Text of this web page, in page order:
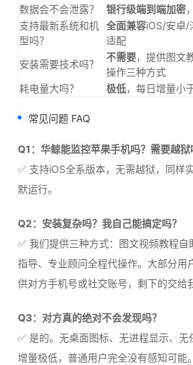
数据会不会泄露？
银行级端到端加密
支持最新系统和机
型吗？
全面兼容iOS/安卓/
适配
安装需要技术吗？
不需要，提供图文
操作三种方式
耗电量大吗？
极低，每日增量小
常见问题 FAQ
Q1：华鲸能监控苹果手机吗？需要越狱
✅ 支持iOS全系版本，无需越狱，同样
默运行。
Q2：安装复杂吗？我自己能搞定吗？
✅ 我们提供三种方式：图文视频教程
指导、专业顾问全程代操作。大部分用
供对方手机号或社交账号，剩下的交给
Q3：对方真的绝对不会发现吗？
✅ 是的。无桌面图标、无进程显示、
增量极低，普通用户完全没有感知可能。